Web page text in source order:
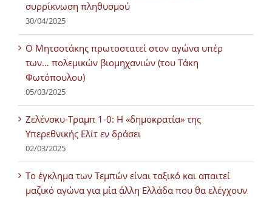
συρρίκνωση πληθυσμού
30/04/2025
Ο Μητσοτάκης πρωτοστατεί στον αγώνα υπέρ
των… πολεμικών βιομηχανιών (του Τάκη
Φωτόπουλου)
05/03/2025
Ζελένσκυ-Τραμπ 1-0: Η «δημοκρατία» της
Υπερεθνικής Ελίτ εν δράσει
02/03/2025
Tο έγκλημα των Τεμπών είναι ταξικό και απαιτεί
μαζικό αγώνα για μία άλλη Ελλάδα που θα ελέγχουν